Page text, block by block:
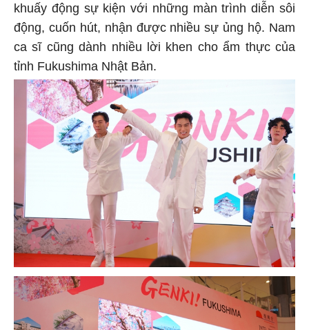
khuấy động sự kiện với những màn trình diễn sôi
động, cuốn hút, nhận được nhiều sự ủng hộ. Nam
ca sĩ cũng dành nhiều lời khen cho ẩm thực của
tỉnh Fukushima Nhật Bản.